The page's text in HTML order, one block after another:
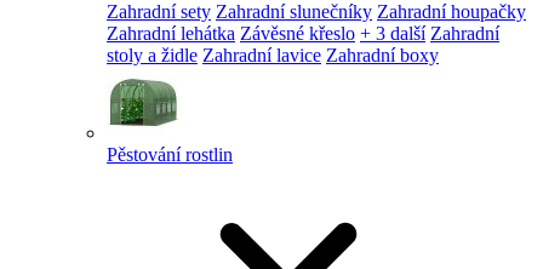
Zahradní sety Zahradní slunečníky Zahradní houpačky
Zahradní lehátka Závěsné křeslo + 3 další Zahradní
stoly a židle Zahradní lavice Zahradní boxy
Pěstování rostlin